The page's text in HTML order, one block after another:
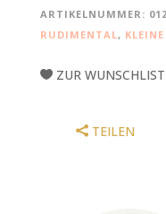
MENGE
ARTIKELNUMMER:
RUDIMENTAL,
ZUR
TEILEN